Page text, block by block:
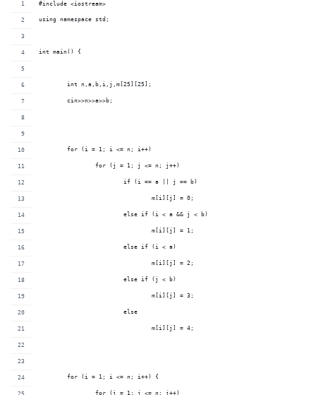
#include <iostream>
using namespace std;
int main() {
	int n,a,b,i,j,m[25][25];
	cin>>n>>a>>b;
	for (i = 1; i <= n; i++)
		for (j = 1; j <= n; j++)
			if (i == a || j == b)
				m[i][j] = 0;
			else if (i < a && j < b)
				m[i][j] = 1;
			else if (i < a)
				m[i][j] = 2;
			else if (j < b)
				m[i][j] = 3;
			else
				m[i][j] = 4;
	for (i = 1; i <= n; i++) {
		for (j = 1; j <= n; j++)